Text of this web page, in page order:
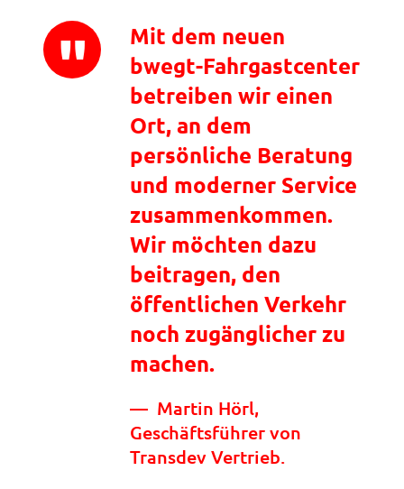
Mit dem neuen
bwegt-Fahrgastcenter
betreiben wir einen
Ort, an dem
persönliche Beratung
und moderner Service
zusammenkommen.
Wir möchten dazu
beitragen, den
öffentlichen Verkehr
noch zugänglicher zu
machen.
Martin Hörl,
Geschäftsführer von
Transdev Vertrieb.